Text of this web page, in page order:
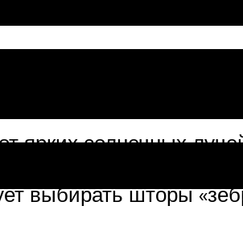
ярких солнечных
влияют на всю
выбирать шторы